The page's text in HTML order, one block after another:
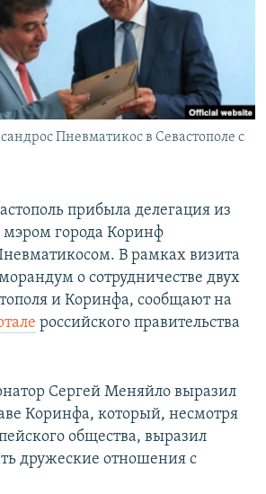
КРЫМА
Пневматикос в Севастополе с
прибыла делегация из
мэром города Коринф
В рамках визита
о сотрудничестве двух
и Коринфа, сообщают на
российского правительства
Сергей Меняйло выразил
Коринфа, который, несмотря
общества, выразил
дружеские отношения с